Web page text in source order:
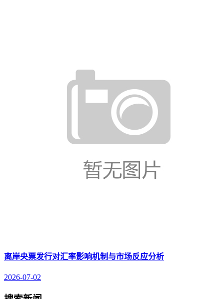
离岸央票发行对汇率影响机制与市场反应分析
2026-07-02